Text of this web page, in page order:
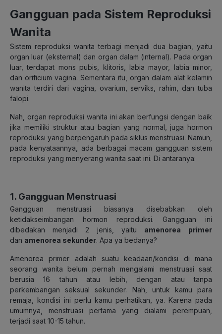
Gangguan pada Sistem Reproduksi
Wanita
Sistem reproduksi wanita terbagi menjadi dua bagian, yaitu
organ luar (eksternal) dan organ dalam (internal). Pada organ
luar, terdapat mons pubis, klitoris, labia mayor, labia minor,
dan orificium vagina. Sementara itu, organ dalam alat kelamin
wanita terdiri dari vagina, ovarium, serviks, rahim, dan tuba
falopi.
Nah, organ reproduksi wanita ini akan berfungsi dengan baik
jika memiliki struktur atau bagian yang normal, juga hormon
reproduksi yang berpengaruh pada siklus menstruasi. Namun,
pada kenyataannya, ada berbagai macam gangguan sistem
reproduksi yang menyerang wanita saat ini. Di antaranya:
1. Gangguan Menstruasi
Gangguan menstruasi biasanya disebabkan oleh
ketidakseimbangan hormon reproduksi. Gangguan ini
dibedakan menjadi 2 jenis, yaitu amenorea
primer
dan amenorea sekunder. Apa ya bedanya?
Amenorea primer adalah suatu keadaan/kondisi di mana
seorang wanita belum pernah mengalami menstruasi saat
berusia 16 tahun atau lebih, dengan atau tanpa
perkembangan seksual sekunder. Nah, untuk kamu para
remaja, kondisi ini perlu kamu perhatikan, ya. Karena pada
umumnya, menstruasi pertama yang dialami perempuan,
terjadi saat 10-15 tahun.